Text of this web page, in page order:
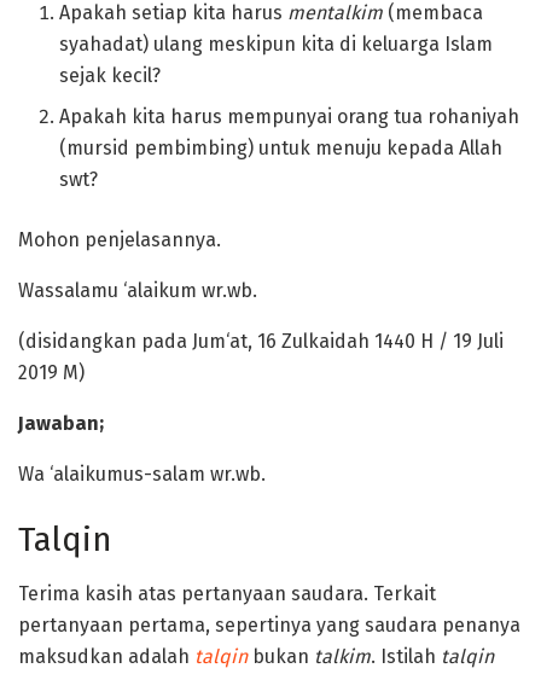
Apakah setiap kita harus mentalkim (membaca
syahadat) ulang meskipun kita di keluarga Islam
sejak kecil?
Apakah kita harus mempunyai orang tua rohaniyah
(mursid pembimbing) untuk menuju kepada Allah
swt?
Mohon penjelasannya.
Wassalamu ‘alaikum wr.wb.
(disidangkan pada Jum‘at, 16 Zulkaidah 1440 H / 19 Juli
2019 M)
Jawaban;
Wa ‘alaikumus-salam wr.wb.
Talqin
Terima kasih atas pertanyaan saudara. Terkait
pertanyaan pertama, sepertinya yang saudara penanya
maksudkan adalah talqin bukan talkim. Istilah talqin